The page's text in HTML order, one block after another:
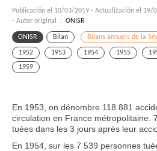
Publicación el 10/03/2019 - Actualización el 19/
- Autor original : ONISR
ONISR Bilan Bilans annuels de la
1952 1953 1954 1955
1959
En 1953, on dénombre 118 881
circulation en France métropolitaine.
tuées dans les 3 jours après leur
En 1954, sur les 7 539 personnes